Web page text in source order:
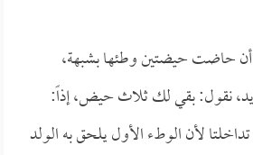
أن حاضت حيضتين وطئها بشبهة،
نقول: بقي لك ثلاث حيض، إذاً:
لأن الوطء الأول يلحق به الولد